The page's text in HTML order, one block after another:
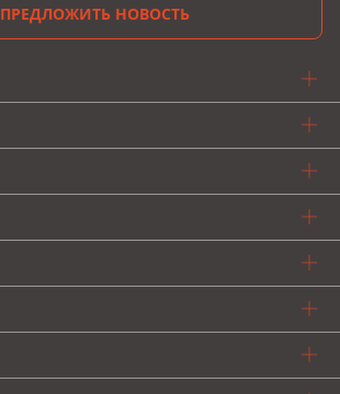
ПРЕДЛОЖИТЬ НОВОСТЬ